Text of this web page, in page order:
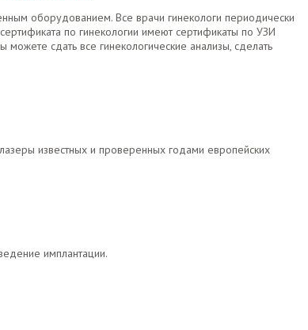
оборудованием. Все врачи гинекологи периодически
по гинекологии имеют сертификаты по УЗИ
сдать все гинекологические анализы, сделать
известных и проверенных годами европейских
имплантации.